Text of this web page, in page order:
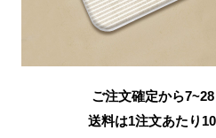
ご注文確定から
送料は1注文あたり